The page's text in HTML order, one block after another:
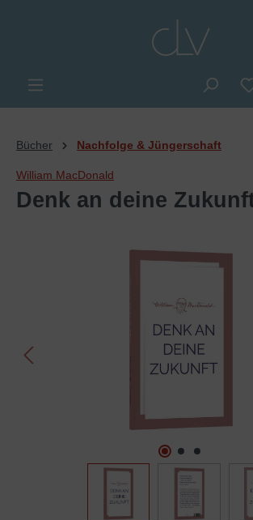
Bücher Nachfolge & Jüngerschaft
William MacDonald
Denk an deine